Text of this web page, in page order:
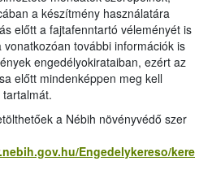
a készítmény használatára
előtt a fajtafenntartó véleményét is
vonatkozóan további információk is
engedélyokirataiban, ezért az
előtt mindenképpen meg kell
a Nébih növényvédő szer
Engedelykereso/kere